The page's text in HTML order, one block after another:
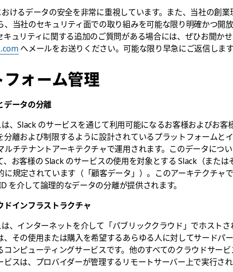
けるデータの安全を非常に重視しています。また、当社の創業
、当社のセキュリティ面での取り組みを可能な限り明確かつ開
キュリティに関する追加のご質問がある場合には、ぜひお聞かせ
へメールをお送りください。可能な限り早急にご返信します
フォーム管理
データの分離
、Slack のサービスを通じて利用可能になるお客様およびお客
分離および制限するように設計されているプラットフォームと
ルチテナントアーキテクチャで運用されます。このデータにつ
、お客様の Slack のサービスの使用を対象とする Slack（または
に規定されています（「顧客データ」）。このアーキテクチャ
を介して論理的なデータの分離が提供されます。
ドインフラストラクチャ
、インターネットを介して「パブリッククラウド」でホストさ
、その使用または購入を希望するあらゆる人に対してサードパ
コンピューティングサービスです。他のすべてのクラウドサー
ビスは、プロバイダーが管理するリモートサーバー上で実行され